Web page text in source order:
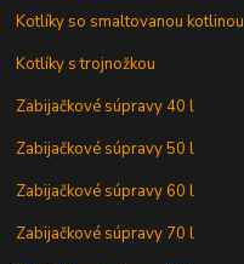
Kotlíky so smaltovanou kotlinou
Kotlíky s trojnožkou
Zabijačkové súpravy 40 l
Zabijačkové súpravy 50 l
Zabijačkové súpravy 60 l
Zabijačkové súpravy 70 l